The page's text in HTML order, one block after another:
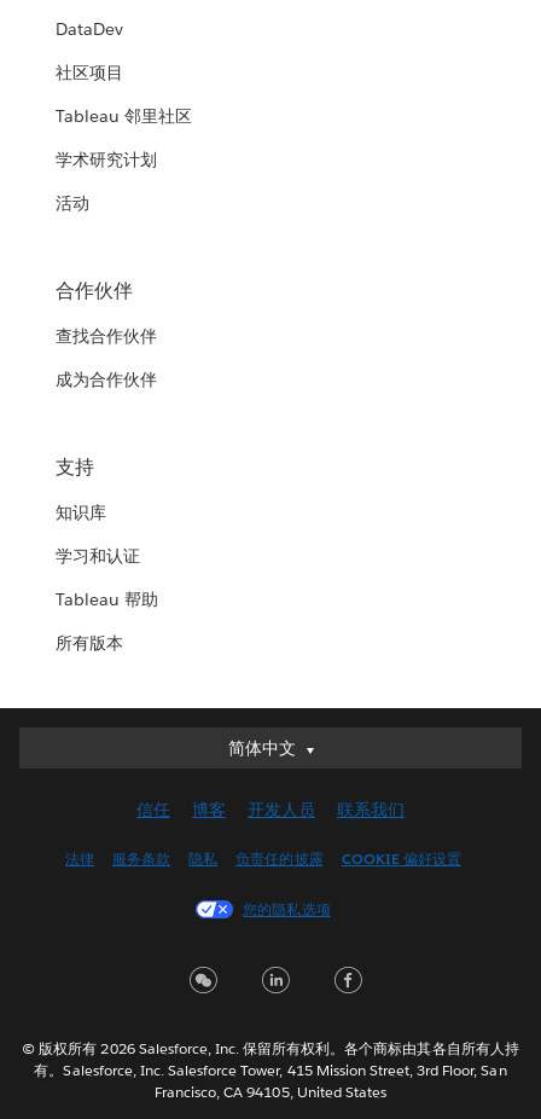
DataDev
社区项目
Tableau 邻里社区
学术研究计划
活动
合作伙伴
查找合作伙伴
成为合作伙伴
支持
知识库
学习和认证
Tableau 帮助
所有版本
简体中文
简体中文
English (UK)
Français (Canada)
Italiano
한국어
Nederlands
信任 博客 开发人员 联系我们
法律 服务条款 隐私 负责任的披露 COOKIE 偏好设置
您的隐私选项
© 版权所有 2026 Salesforce, Inc. 保留所有权利。各个商标由其各自所有人持
有。Salesforce, Inc. Salesforce Tower, 415 Mission Street, 3rd Floor, San
Francisco, CA 94105, United States